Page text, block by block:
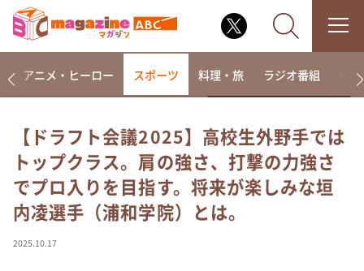
なるみ・岡村の過ぎるTV
相席食堂
これ余談なんですけど・・・
～人生密着トークバラエティ！～ やすとものいたっ
て真剣です
アニメ・ヒーロー スポーツ 料理・旅 ラジオ番組 そ
【ドラフト会議2025】高校生外野手では
トップクラス。肩の強さ、打撃の力強さ
でプロ入りを目指す。将来が楽しみな垣
内凌選手（浦和学院）とは。
2025.10.17